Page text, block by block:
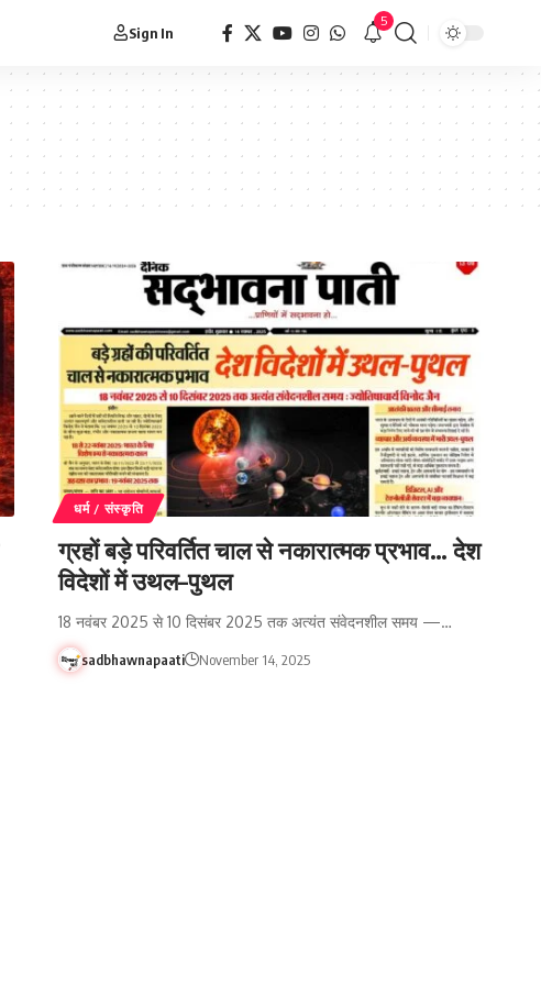
Sign In
5
धर्म / संस्कृति
ग्रहों बड़े परिवर्तित चाल से नकारात्मक प्रभाव… देश
विदेशों में उथल–पुथल
18 नवंबर 2025 से 10 दिसंबर 2025 तक अत्यंत संवेदनशील समय —…
sadbhawnapaati November 14, 2025